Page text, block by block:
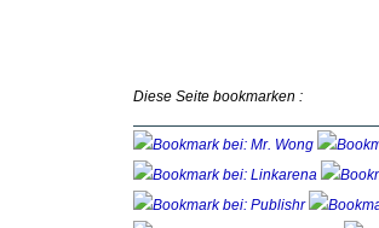
Diese Seite bookmarken :